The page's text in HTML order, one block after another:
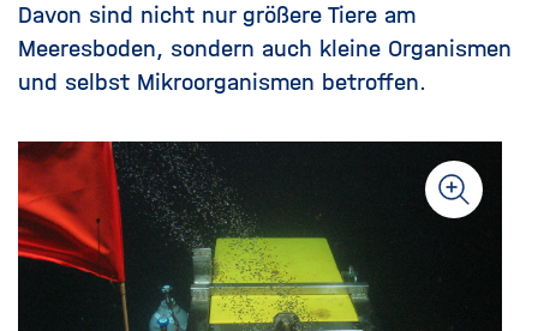
Davon sind nicht nur größere Tiere am
Meeresboden, sondern auch kleine Organismen
und selbst Mikroorganismen betroffen.